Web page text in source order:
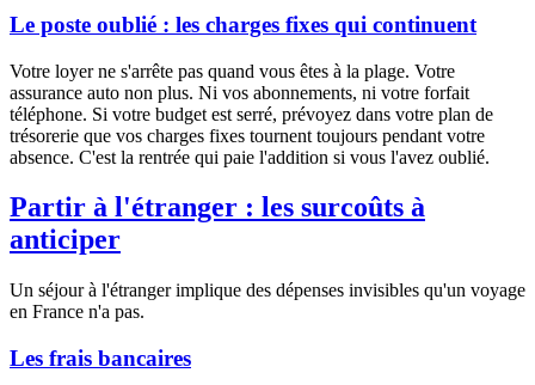
Le poste oublié : les charges fixes qui continuent
Votre loyer ne s'arrête pas quand vous êtes à la plage. Votre
assurance auto non plus. Ni vos abonnements, ni votre forfait
téléphone. Si votre budget est serré, prévoyez dans votre plan de
trésorerie que vos charges fixes tournent toujours pendant votre
absence. C'est la rentrée qui paie l'addition si vous l'avez oublié.
Partir à l'étranger : les surcoûts à
anticiper
Un séjour à l'étranger implique des dépenses invisibles qu'un voyage
en France n'a pas.
Les frais bancaires